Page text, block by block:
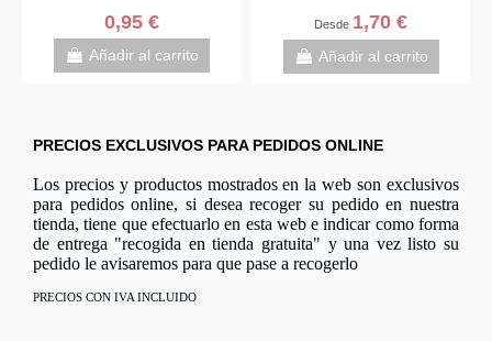
al carrito
TAPA DE PLÁSTICO
Añadir al carrito
PRECIOS EXCLUSIVOS PARA PEDIDOS ONLINE
Los precios y productos mostrados en la web son exclusivos
para pedidos online, si desea recoger su pedido en nuestra
tienda, tiene que efectuarlo en esta web e indicar como forma
de entrega "recogida en tienda gratuita" y una vez listo su
pedido le avisaremos para que pase a recogerlo
PRECIOS CON IVA INCLUIDO